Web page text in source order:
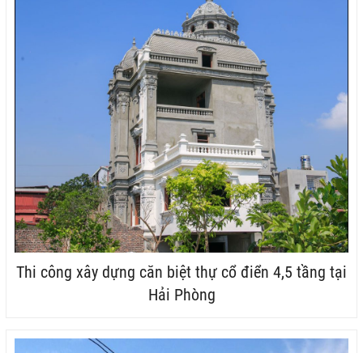
Thi công xây dựng căn biệt thự cổ điển 4,5 tầng tại
Hải Phòng